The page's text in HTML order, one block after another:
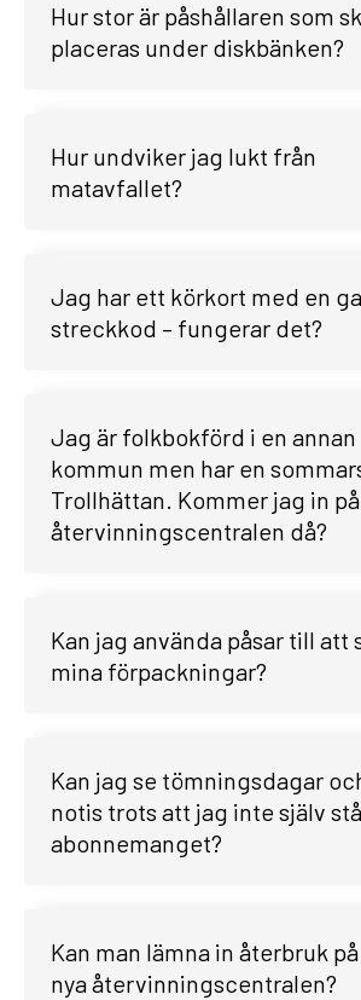
Hur stor är påshållaren som
placeras under diskbänken?
Hur undviker jag lukt från
matavfallet?
Jag har ett körkort med en
streckkod – fungerar det?
Jag är folkbokförd i en annan
kommun men har en
Trollhättan. Kommer jag in på
återvinningscentralen då?
Kan jag använda påsar till att
mina förpackningar?
Kan jag se tömningsdagar
notis trots att jag inte själv
abonnemanget?
Kan man lämna in återbruk
nya återvinningscentralen?